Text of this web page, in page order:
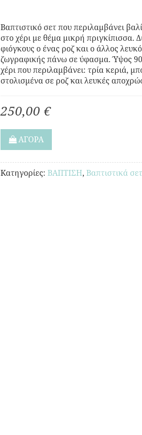
Βαπτιστικό σετ που περιλαμβάνει
στο χέρι με θέμα μικρή
φιόγκους ο ένας ροζ και ο άλλος
ζωγραφικής πάνω σε ύφασμα. Ύψος
χέρι που περιλαμβάνει: τρία κεριά,
στολισμένα σε ροζ και λευκές
250,00 €
ΑΓΟΡΑ
Κατηγορίες: ΒΑΠΤΙΣΗ, Βαπτιστικά σετ